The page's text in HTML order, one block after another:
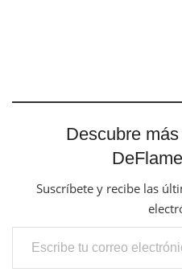
Descubre
Suscríbete y recibe las
Escribe tu correo electrónico…